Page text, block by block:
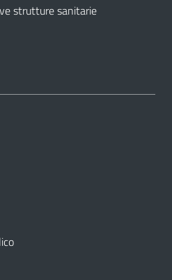
strutture sanitarie